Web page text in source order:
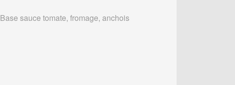
Base sauce tomate, fromage, anchois